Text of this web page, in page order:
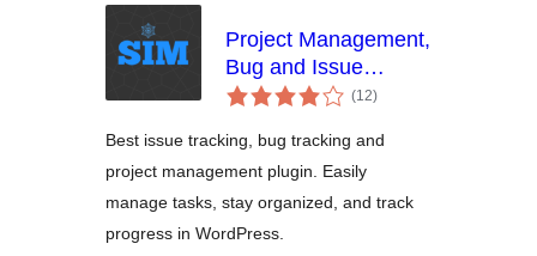
Project Management,
Bug and Issue
Tracking Plugin –
Manager
(12કુલ
રેટિંગ્સ
)
Best issue tracking, bug tracking and
project management plugin. Easily
manage tasks, stay organized, and track
progress in WordPress.